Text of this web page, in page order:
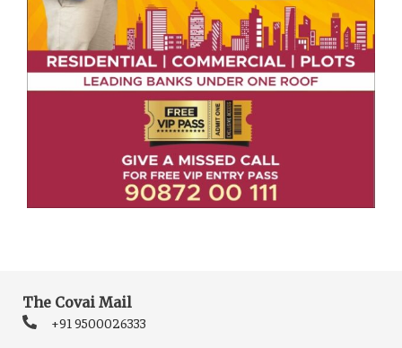
The Covai Mail
+91 9500026333